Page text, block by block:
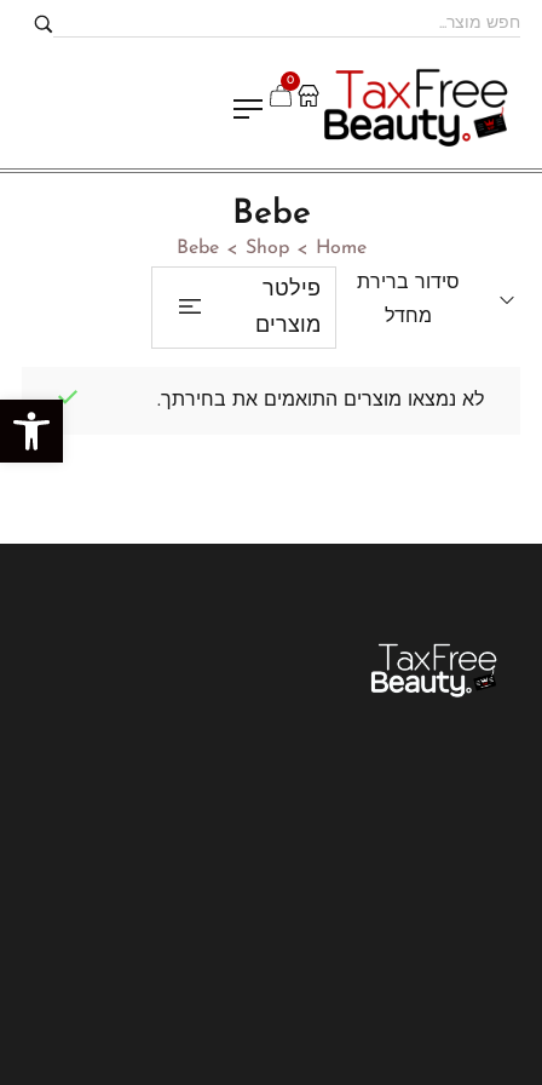
פתח סרגל נגישות
0
Bebe
Home
>
Shop
>
Bebe
סידור ברירת
מחדל
פילטר
מוצרים
לא נמצאו מוצרים התואמים את בחירתך.